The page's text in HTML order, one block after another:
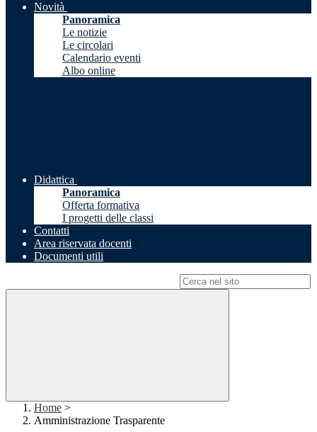
Novità
Panoramica
Le notizie
Le circolari
Calendario eventi
Albo online
Didattica
Panoramica
Offerta formativa
I progetti delle classi
Contatti
Area riservata docenti
Documenti utili
Home >
Amministrazione Trasparente